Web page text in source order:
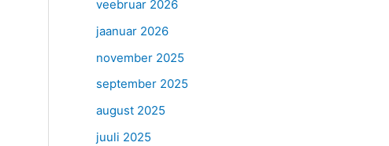
veebruar 2026
jaanuar 2026
november 2025
september 2025
august 2025
juuli 2025